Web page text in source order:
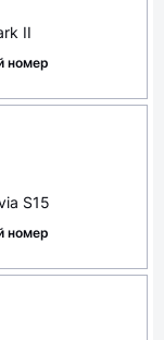
II
номер
S15
номер